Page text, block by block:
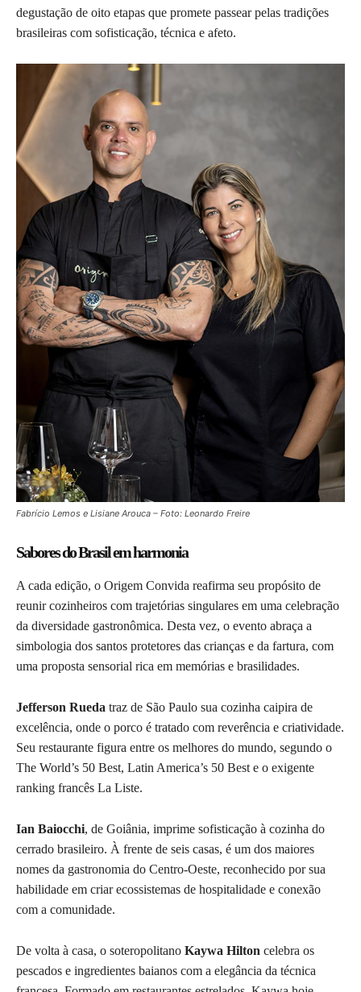
degustação de oito etapas que promete passear pelas tradições
brasileiras com sofisticação, técnica e afeto.
Fabrício Lemos e Lisiane Arouca – Foto: Leonardo Freire
Sabores do Brasil em harmonia
A cada edição, o Origem Convida reafirma seu propósito de
reunir cozinheiros com trajetórias singulares em uma celebração
da diversidade gastronômica. Desta vez, o evento abraça a
simbologia dos santos protetores das crianças e da fartura, com
uma proposta sensorial rica em memórias e brasilidades.
Jefferson Rueda traz de São Paulo sua cozinha caipira de
excelência, onde o porco é tratado com reverência e criatividade.
Seu restaurante figura entre os melhores do mundo, segundo o
The World’s 50 Best, Latin America’s 50 Best e o exigente
ranking francês La Liste.
Ian Baiocchi, de Goiânia, imprime sofisticação à cozinha do
cerrado brasileiro. À frente de seis casas, é um dos maiores
nomes da gastronomia do Centro-Oeste, reconhecido por sua
habilidade em criar ecossistemas de hospitalidade e conexão
com a comunidade.
De volta à casa, o soteropolitano Kaywa Hilton celebra os
pescados e ingredientes baianos com a elegância da técnica